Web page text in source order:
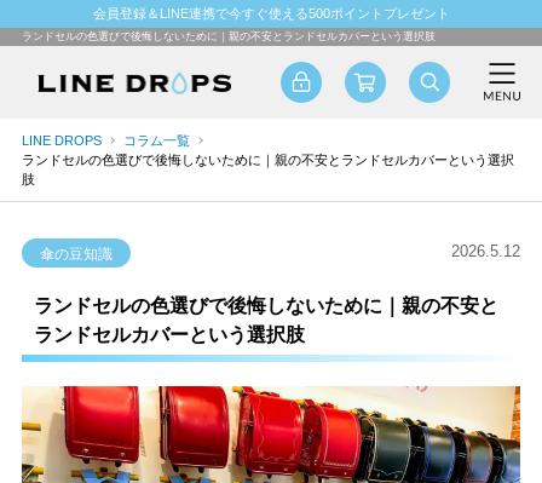
会員登録＆LINE連携で今すぐ使える500ポイントプレゼント
ランドセルの色選びで後悔しないために｜親の不安とランドセルカバーという選択肢
LINE DROPS
コラム一覧
ランドセルの色選びで後悔しないために｜親の不安とランドセルカバーという選択
肢
傘の豆知識 2026.5.12
ランドセルの色選びで後悔しないために｜親の不安と
ランドセルカバーという選択肢